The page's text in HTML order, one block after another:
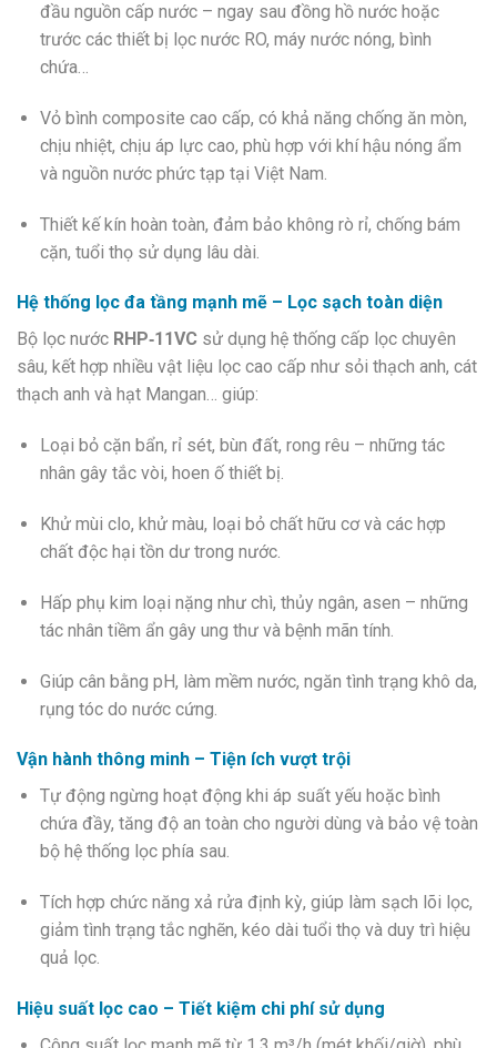
đầu nguồn cấp nước – ngay sau đồng hồ nước hoặc
trước các thiết bị lọc nước RO, máy nước nóng, bình
chứa…
Vỏ bình composite cao cấp, có khả năng chống ăn mòn,
chịu nhiệt, chịu áp lực cao, phù hợp với khí hậu nóng ẩm
và nguồn nước phức tạp tại Việt Nam.
Thiết kế kín hoàn toàn, đảm bảo không rò rỉ, chống bám
cặn, tuổi thọ sử dụng lâu dài.
Hệ thống lọc đa tầng mạnh mẽ – Lọc sạch toàn diện
Bộ lọc nước RHP‑11VC sử dụng hệ thống cấp lọc chuyên
sâu, kết hợp nhiều vật liệu lọc cao cấp như sỏi thạch anh, cát
thạch anh và hạt Mangan… giúp:
Loại bỏ cặn bẩn, rỉ sét, bùn đất, rong rêu – những tác
nhân gây tắc vòi, hoen ố thiết bị.
Khử mùi clo, khử màu, loại bỏ chất hữu cơ và các hợp
chất độc hại tồn dư trong nước.
Hấp phụ kim loại nặng như chì, thủy ngân, asen – những
tác nhân tiềm ẩn gây ung thư và bệnh mãn tính.
Giúp cân bằng pH, làm mềm nước, ngăn tình trạng khô da,
rụng tóc do nước cứng.
Vận hành thông minh – Tiện ích vượt trội
Tự động ngừng hoạt động khi áp suất yếu hoặc bình
chứa đầy, tăng độ an toàn cho người dùng và bảo vệ toàn
bộ hệ thống lọc phía sau.
Tích hợp chức năng xả rửa định kỳ, giúp làm sạch lõi lọc,
giảm tình trạng tắc nghẽn, kéo dài tuổi thọ và duy trì hiệu
quả lọc.
Hiệu suất lọc cao – Tiết kiệm chi phí sử dụng